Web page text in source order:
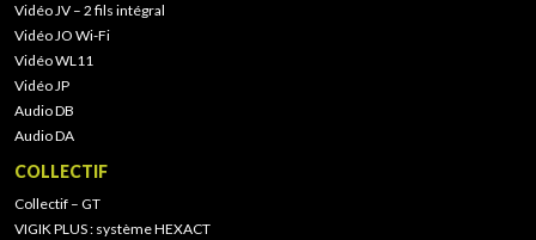
Vidéo JV – 2 fils intégral
Vidéo JO Wi-Fi
Vidéo WL11
Vidéo JP
Audio DB
Audio DA
COLLECTIF
Collectif – GT
VIGIK PLUS : système HEXACT